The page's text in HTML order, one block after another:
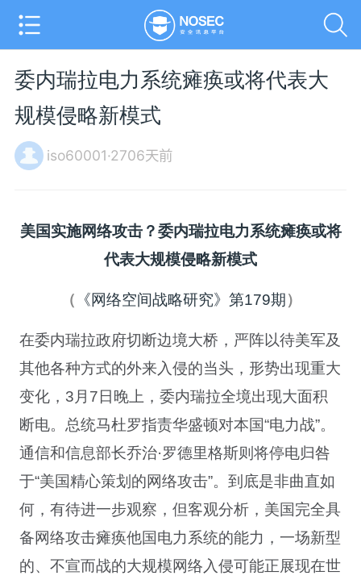
委内瑞拉电力系统瘫痪或将代表大
规模侵略新模式
iso60001·2706天前
美国实施网络攻击？委内瑞拉电力系统瘫痪或将
代表大规模侵略新模式
（ 《网络空间战略研究》第179期）
在委内瑞拉政府切断边境大桥，严阵以待美军及
其他各种方式的外来入侵的当头，形势出现重大
变化，3月7日晚上，委内瑞拉全境出现大面积
断电。总统马杜罗指责华盛顿对本国“电力战”。
通信和信息部长乔治·罗德里格斯则将停电归咎
于“美国精心策划的网络攻击”。到底是非曲直如
何，有待进一步观察，但客观分析，美国完全具
备网络攻击瘫痪他国电力系统的能力，一场新型
的、不宣而战的大规模网络入侵可能正展现在世